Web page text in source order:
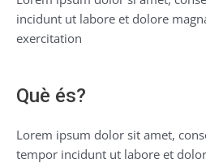
incidunt ut labore et dolore
exercitation
Què és?
Lorem ipsum dolor sit amet,
tempor incidunt ut labore et